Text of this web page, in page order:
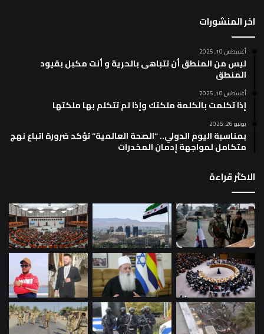
اخر المنشورات
أغسطس 10, 2025
ليس من المنطق أن تتباهى بالحرية و أنت مكبل بقيود
المنطق
أغسطس 10, 2025
إذا تكلمت بالكلمة ملكتك وإذا لم تتكلم بها ملكتها
يونيو 26, 2025
بمناسبة اليوم الدولي.. “الصحة العالمية” تؤكد ضرورة اتباع نهج
متكامل لمواجهة إدمان المخدرات
الاكثر قراءة